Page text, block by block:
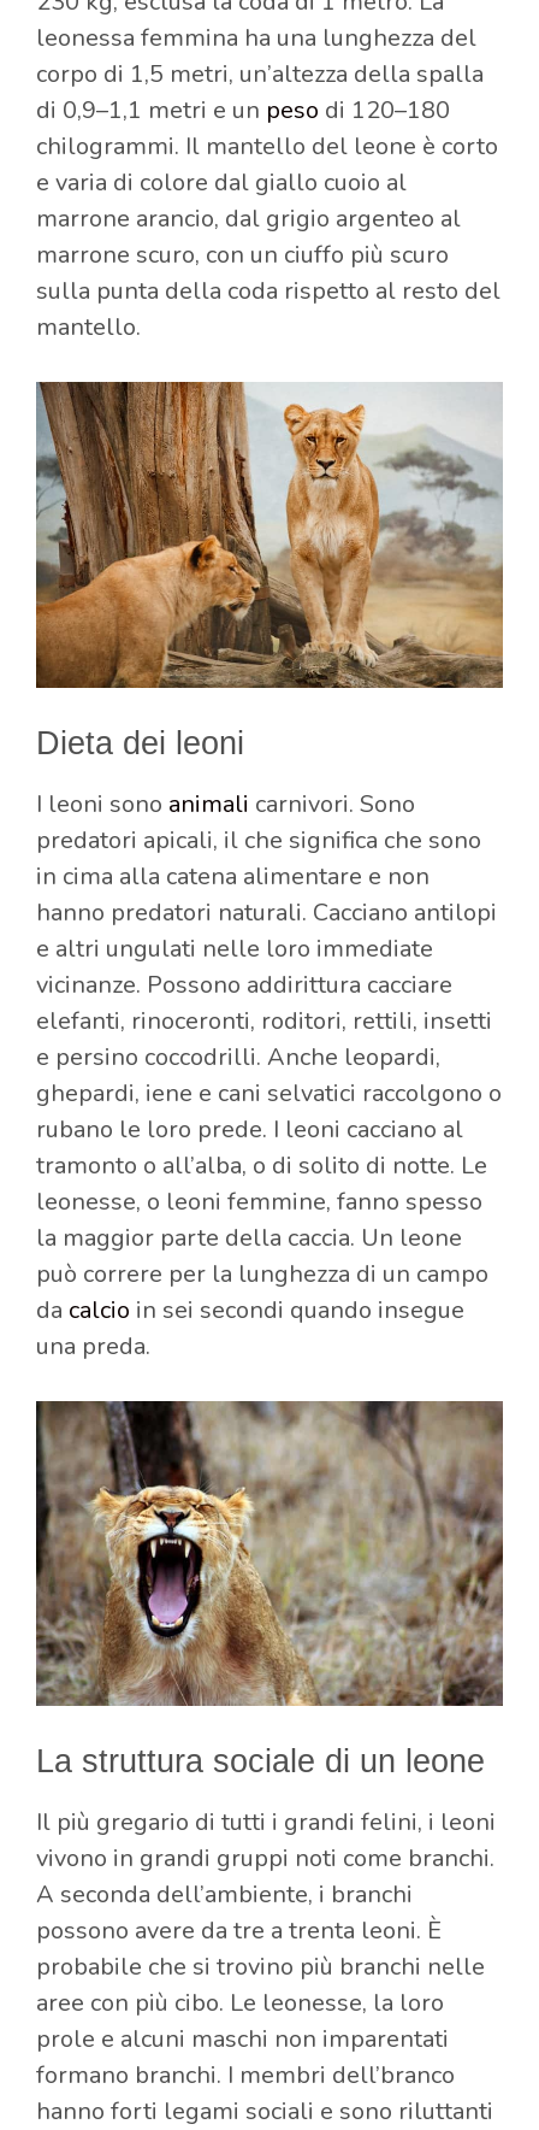
leonessa femmina ha una lunghezza del
corpo di 1,5 metri, un’altezza della spalla
di 0,9–1,1 metri e un peso di 120–180
chilogrammi. Il mantello del leone è corto
e varia di colore dal giallo cuoio al
marrone arancio, dal grigio argenteo al
marrone scuro, con un ciuffo più scuro
sulla punta della coda rispetto al resto del
mantello.
Dieta dei leoni
I leoni sono animali carnivori. Sono
predatori apicali, il che significa che sono
in cima alla catena alimentare e non
hanno predatori naturali. Cacciano antilopi
e altri ungulati nelle loro immediate
vicinanze. Possono addirittura cacciare
elefanti, rinoceronti, roditori, rettili, insetti
e persino coccodrilli. Anche leopardi,
ghepardi, iene e cani selvatici raccolgono o
rubano le loro prede. I leoni cacciano al
tramonto o all’alba, o di solito di notte. Le
leonesse, o leoni femmine, fanno spesso
la maggior parte della caccia. Un leone
può correre per la lunghezza di un campo
da calcio in sei secondi quando insegue
una preda.
La struttura sociale di un leone
Il più gregario di tutti i grandi felini, i leoni
vivono in grandi gruppi noti come branchi.
A seconda dell’ambiente, i branchi
possono avere da tre a trenta leoni. È
probabile che si trovino più branchi nelle
aree con più cibo. Le leonesse, la loro
prole e alcuni maschi non imparentati
formano branchi. I membri dell’branco
hanno forti legami sociali e sono riluttanti